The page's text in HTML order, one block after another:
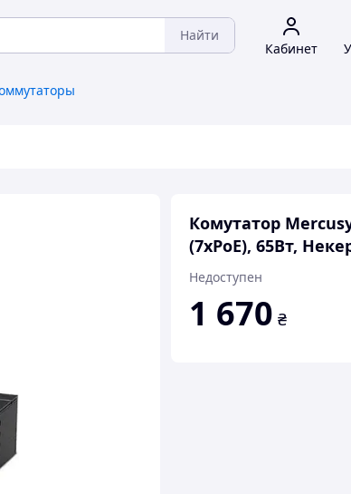
Найти
Кабинет
Комутатор
(7xPoE), 65Вт,
Недоступен
1 670 ₴